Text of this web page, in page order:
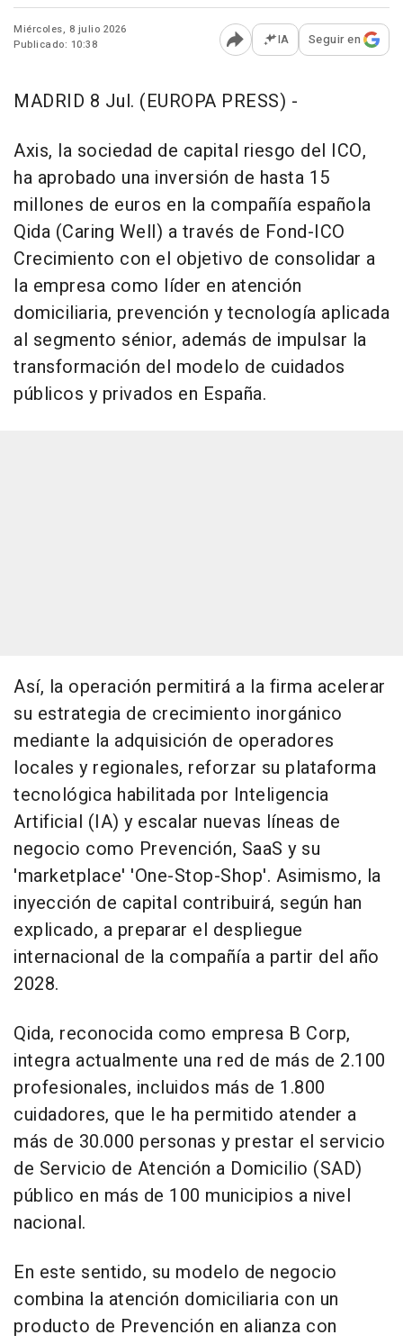
Miércoles, 8 julio 2026
Publicado: 10:38
Abrir opciones para
IA Seguir en
MADRID 8 Jul. (EUROPA PRESS) -
Axis, la sociedad de capital riesgo del ICO,
ha aprobado una inversión de hasta 15
millones de euros en la compañía española
Qida (Caring Well) a través de Fond-ICO
Crecimiento con el objetivo de consolidar a
la empresa como líder en atención
domiciliaria, prevención y tecnología aplicada
al segmento sénior, además de impulsar la
transformación del modelo de cuidados
públicos y privados en España.
Así, la operación permitirá a la firma acelerar
su estrategia de crecimiento inorgánico
mediante la adquisición de operadores
locales y regionales, reforzar su plataforma
tecnológica habilitada por Inteligencia
Artificial (IA) y escalar nuevas líneas de
negocio como Prevención, SaaS y su
'marketplace' 'One-Stop-Shop'. Asimismo, la
inyección de capital contribuirá, según han
explicado, a preparar el despliegue
internacional de la compañía a partir del año
2028.
Qida, reconocida como empresa B Corp,
integra actualmente una red de más de 2.100
profesionales, incluidos más de 1.800
cuidadores, que le ha permitido atender a
más de 30.000 personas y prestar el servicio
de Servicio de Atención a Domicilio (SAD)
público en más de 100 municipios a nivel
nacional.
En este sentido, su modelo de negocio
combina la atención domiciliaria con un
producto de Prevención en alianza con